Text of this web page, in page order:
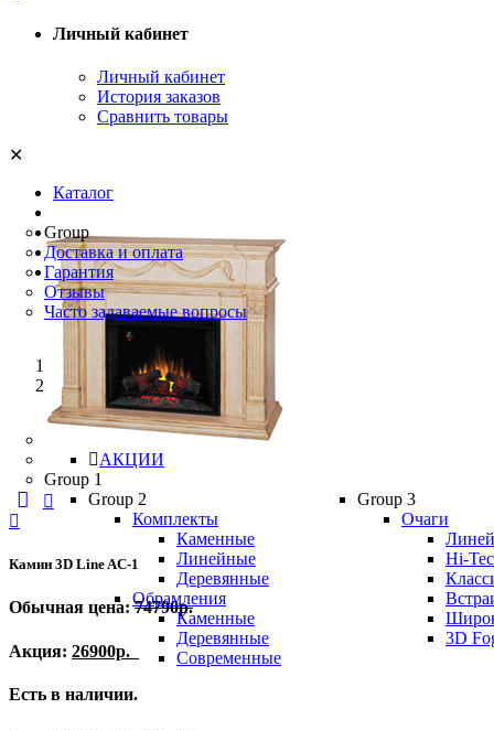
Личный кабинет
Личный кабинет
История заказов
Сравнить товары
✕
Каталог
АКЦИИ
Group 1
Group 2
Комплекты
Каменные
Линейные
Деревянные
Обрамления
Каменные
Деревянные
Современные
Group 3
Очаги
Hi-
3D
Group
Доставка и оплата
Гарантия
Отзывы
Часто задаваемые вопросы
Блог
Контакты
АКЦИИ ШОК ЦЕНА!
Главная
АКЦИИ ШОК ЦЕНА!!!
Камин 3D Line AC-1
Обычная цена:74790р.
Акция: 26900р.
Есть в наличии.